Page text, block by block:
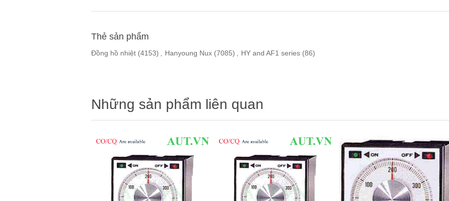
Thẻ sản phẩm
Đồng hồ nhiệt (4153) , Hanyoung Nux (7085) , HY and AF1 series (86)
Những sản phẩm liên quan